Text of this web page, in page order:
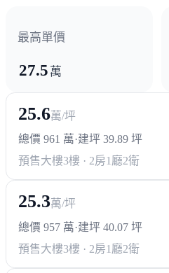
鎮公所
其他
最高單價
27.5 萬
25.6萬/坪
總價 961 萬·建坪 39.89 坪
預售大樓3樓 · 2房1廳2衛
25.3萬/坪
總價 957 萬·建坪 40.07 坪
預售大樓3樓 · 2房1廳2衛